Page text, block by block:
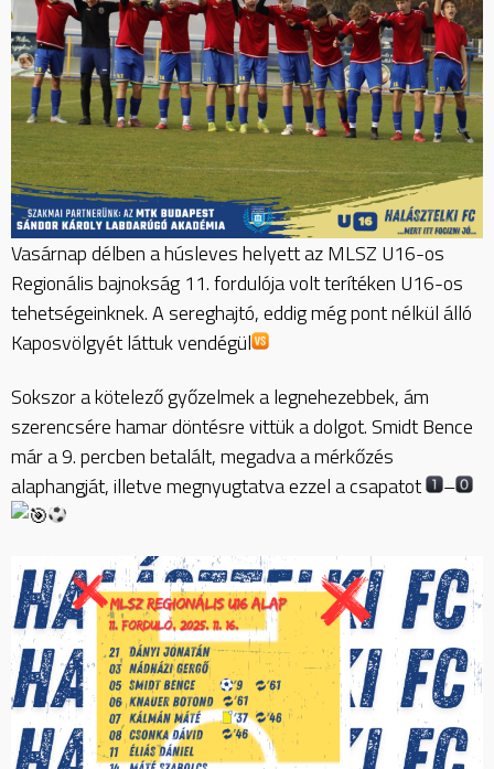
Vasárnap délben a húsleves helyett az MLSZ U16-os
Regionális bajnokság 11. fordulója volt terítéken U16-os
tehetségeinknek. A sereghajtó, eddig még pont nélkül álló
Kaposvölgyét láttuk vendégül
Sokszor a kötelező győzelmek a legnehezebbek, ám
szerencsére hamar döntésre vittük a dolgot. Smidt Bence
már a 9. percben betalált, megadva a mérkőzés
alaphangját, illetve megnyugtatva ezzel a csapatot
–